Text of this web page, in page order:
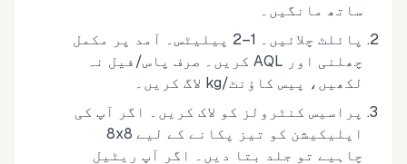
ساتھ مانگیں۔
پائلٹ چلائیں۔ 1–2 پیلیٹس۔ آمد پر مکمل
چھلنی اور AQL کریں۔ صرف پاس/فیل نہ
لکھیں، پیس کاؤنٹ/kg لاگ کریں۔
پراسیس کنٹرولز کو لاک کریں۔ اگر آپ کی
اپلیکیشن کو تیز پکانے کے لیے 8x8
چاہیے تو جلد بتا دیں۔ اگر آپ ریٹیل